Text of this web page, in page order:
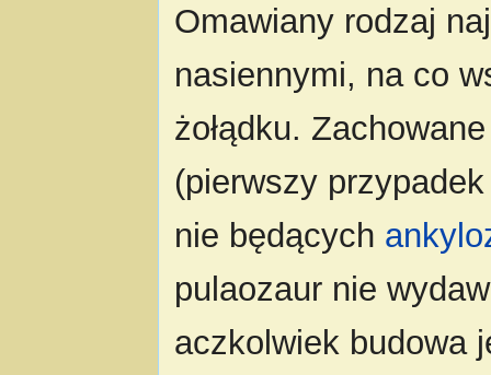
Omawiany rodzaj
nasiennymi, na co
żołądku.
(pierwszy
nie będących
pulaozaur nie
aczkolwiek budowa